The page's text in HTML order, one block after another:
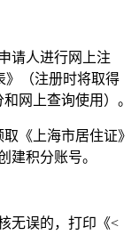
请人进行网上注
》（注册时将取得
网上查询使用）。
《上海市居住证》
建积分账号。
无误的，打印《<